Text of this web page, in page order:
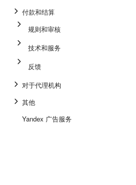
付款和结算
规则和审核
技术和服务
反馈
对于代理机构
其他
Yandex 广告服务